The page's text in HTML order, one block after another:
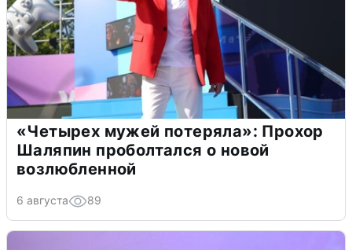
«Четырех мужей потеряла»: Прохор
Шаляпин проболтался о новой
возлюбленной
6 августа 89